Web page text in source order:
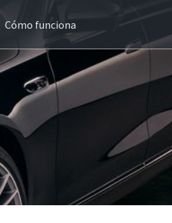
Cómo funciona